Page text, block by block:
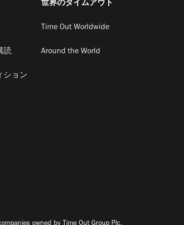
読
ション
世界のタイムアウト
Time Out Worldwide
Around the World